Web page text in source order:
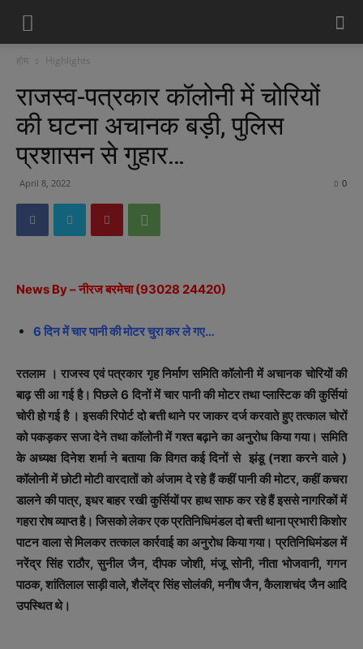
होम Highlights
राजस्व-पत्रकार कॉलोनी में चोरियों
की घटना अचानक बड़ी, पुलिस
प्रशासन से गुहार…
April 8, 2022 0
News By – नीरज बरमेचा (93028 24420)
6 दिन में चार पानी की मोटर चुरा कर ले गए…
रतलाम । राजस्व एवं पत्रकार गृह निर्माण समिति कॉलोनी में अचानक चोरियों की
बाढ़ सी आ गई है। पिछले 6 दिनों में चार पानी की मोटर तथा प्लास्टिक की कुर्सियां
चोरी हो गई है । इसकी रिपोर्ट दो बत्ती थाने पर जाकर दर्ज करवाते हुए तत्काल चोरों
को पकड़कर सजा देने तथा कॉलोनी में गश्त बढ़ाने का अनुरोध किया गया। समिति
के अध्यक्ष दिनेश शर्मा ने बताया कि विगत कई दिनों से झंडू (नशा करने वाले )
कॉलोनी में छोटी मोटी वारदातों को अंजाम दे रहे हैं कहीं पानी की मोटर, कहीं कचरा
डालने की पात्र, इधर बाहर रखी कुर्सियों पर हाथ साफ कर रहे हैं इससे नागरिकों में
गहरा रोष व्याप्त है। जिसको लेकर एक प्रतिनिधिमंडल दो बत्ती थाना प्रभारी किशोर
पाटन वाला से मिलकर तत्काल कार्रवाई का अनुरोध किया गया। प्रतिनिधिमंडल में
नरेंद्र सिंह राठौर, सुनील जैन, दीपक जोशी, मंजू सोनी, नीता भोजवानी, गगन
पाठक, शांतिलाल साड़ी वाले, शैलेंद्र सिंह सोलंकी, मनीष जैन, कैलाशचंद जैन आदि
उपस्थित थे।